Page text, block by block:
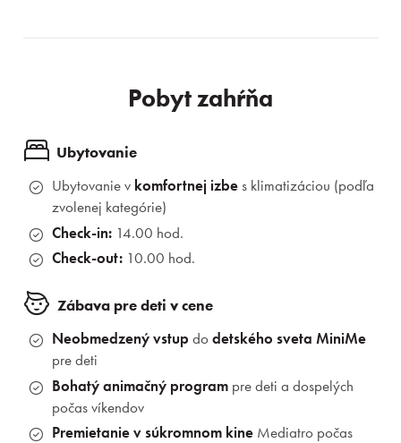
Pobyt zahŕňa
Ubytovanie
Ubytovanie v komfortnej izbes klimatizáciou (podľa
zvolenej kategórie)
Check-in:14.00 hod.
Check-out:10.00 hod.
Zábava pre deti v cene
Neobmedzený vstup dodetského sveta MiniMe
pre deti
Bohatý animačný programpre deti a dospelých
počas víkendov
Premietanie v súkromnom kineMediatro počas